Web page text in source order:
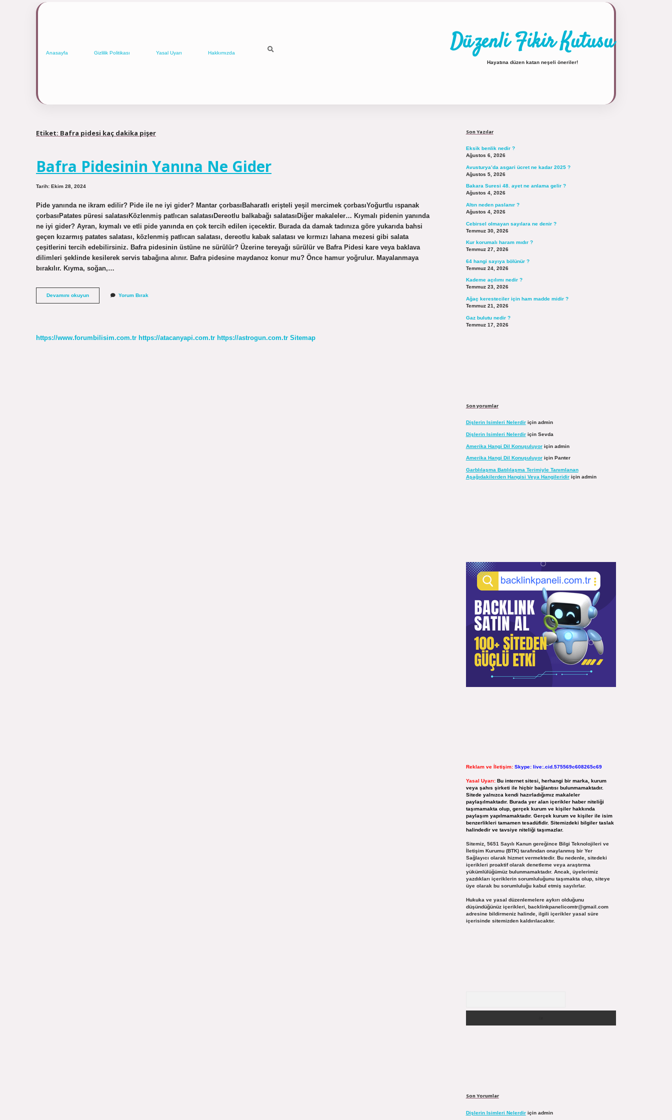
Anasayfa Gizlilik Politikası Yasal Uyarı Hakkımızda Düzenli Fikir Kutusu
Hayatına düzen katan neşeli öneriler!
Etiket: Bafra pidesi kaç dakika pişer
Bafra Pidesinin Yanına Ne Gider
Tarih: Ekim 28, 2024
Pide yanında ne ikram edilir? Pide ile ne iyi gider? Mantar çorbasıBaharatlı erişteli yeşil mercimek çorbasıYoğurtlu ıspanak
çorbasıPatates püresi salatasıKözlenmiş patlıcan salatasıDereotlu balkabağı salatasıDiğer makaleler… Kıymalı pidenin yanında
ne iyi gider? Ayran, kıymalı ve etli pide yanında en çok tercih edilen içecektir. Burada da damak tadınıza göre yukarıda bahsi
geçen kızarmış patates salatası, közlenmiş patlıcan salatası, dereotlu kabak salatası ve kırmızı lahana mezesi gibi salata
çeşitlerini tercih edebilirsiniz. Bafra pidesinin üstüne ne sürülür? Üzerine tereyağı sürülür ve Bafra Pidesi kare veya baklava
dilimleri şeklinde kesilerek servis tabağına alınır. Bafra pidesine maydanoz konur mu? Önce hamur yoğrulur. Mayalanmaya
bırakılır. Kıyma, soğan,…
Devamını okuyunBafra
Pidesinin
Yorum Bırak
https://www.forumbilisim.com.tr https://atacanyapi.com.tr https://astrogun.com.tr Sitemap
Son Yazılar
Eksik benlik nedir ?
Ağustos 6, 2026
Avusturya’da asgari ücret ne kadar 2025 ?
Ağustos 5, 2026
Bakara Suresi 48. ayet ne anlama gelir ?
Ağustos 4, 2026
Altın neden paslanır ?
Ağustos 4, 2026
Cebirsel olmayan sayılara ne denir ?
Temmuz 30, 2026
Kur korumalı haram mıdır ?
Temmuz 27, 2026
64 hangi sayıya bölünür ?
Temmuz 24, 2026
Kademe açılımı nedir ?
Temmuz 23, 2026
Ağaç keresteciler için ham madde midir ?
Temmuz 21, 2026
Gaz bulutu nedir ?
Temmuz 17, 2026
Son yorumlar
Dişlerin Isimleri Nelerdiriçin admin
Dişlerin Isimleri Nelerdiriçin Sevda
Amerika Hangi Dil Konuşuluyoriçin admin
Amerika Hangi Dil Konuşuluyoriçin Panter
Garblılaşma Batılılaşma Terimiyle Tanımlanan
Aşağıdakilerden Hangisi Veya Hangileridiriçin admin
Reklam ve İletişim: Skype: live:.cid.575569c608265c69
Yasal Uyarı: Bu internet sitesi, herhangi bir marka, kurum
veya şahıs şirketi ile hiçbir bağlantısı bulunmamaktadır.
Sitede yalnızca kendi hazırladığımız makaleler
paylaşılmaktadır. Burada yer alan içerikler haber niteliği
taşımamakta olup, gerçek kurum ve kişiler hakkında
paylaşım yapılmamaktadır. Gerçek kurum ve kişiler ile isim
benzerlikleri tamamen tesadüfidir. Sitemizdeki bilgiler taslak
halindedir ve tavsiye niteliği taşımazlar.
Sitemiz, 5651 Sayılı Kanun gereğince Bilgi Teknolojileri ve
İletişim Kurumu (BTK) tarafından onaylanmış bir Yer
Sağlayıcı olarak hizmet vermektedir. Bu nedenle, sitedeki
içerikleri proaktif olarak denetleme veya araştırma
yükümlülüğümüz bulunmamaktadır. Ancak, üyelerimiz
yazdıkları içeriklerin sorumluluğunu taşımakta olup, siteye
üye olarak bu sorumluluğu kabul etmiş sayılırlar.
Hukuka ve yasal düzenlemelere aykırı olduğunu
düşündüğünüz içerikleri, backlinkpanelicomtr@gmail.com
adresine bildirmeniz halinde, ilgili içerikler yasal süre
içerisinde sitemizden kaldırılacaktır.
Son Yorumlar
Dişlerin Isimleri Nelerdiriçin admin